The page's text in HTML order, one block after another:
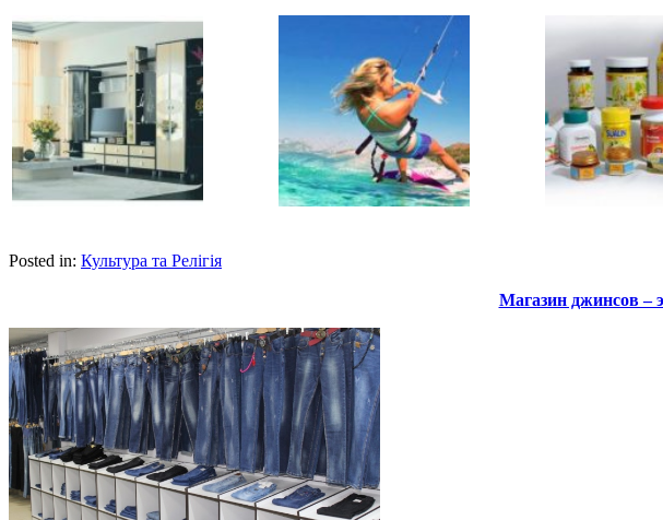
Posted in: Культура та Релігія
Магазин джинсов –